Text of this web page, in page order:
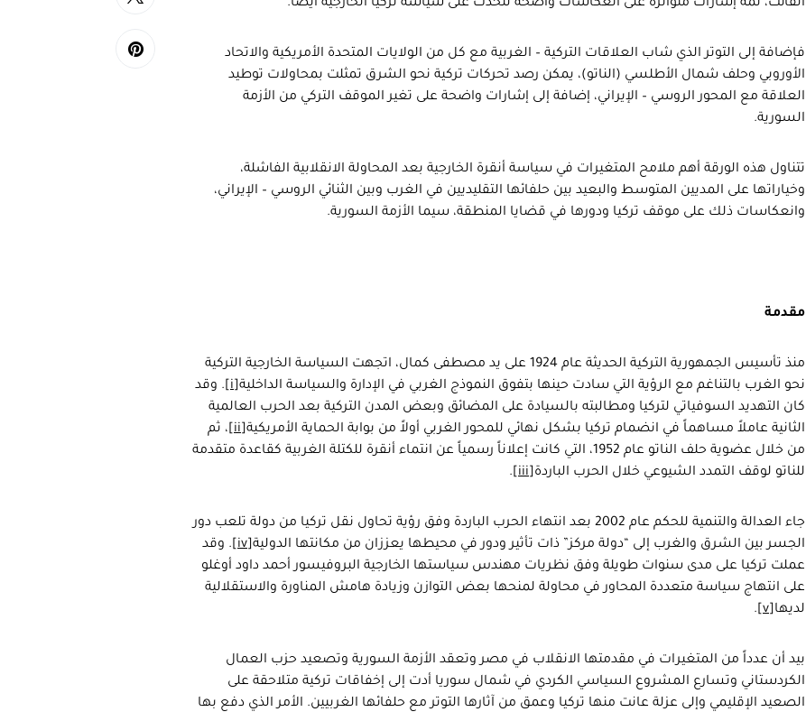
الفائت، ثمة إشارات متواترة على انعكاسات واضحة للحدث على سياسة تركيا الخارجية أيضاً.
فإضافة إلى التوتر الذي شاب العلاقات التركية – الغربية مع كل من الولايات المتحدة الأمريكية والاتحاد
الأوروبي وحلف شمال الأطلسي (الناتو)، يمكن رصد تحركات تركية نحو الشرق تمثلت بمحاولات توطيد
العلاقة مع المحور الروسي – الإيراني، إضافة إلى إشارات واضحة على تغير الموقف التركي من الأزمة
السورية.
تتناول هذه الورقة أهم ملامح المتغيرات في سياسة أنقرة الخارجية بعد المحاولة الانقلابية الفاشلة،
وخياراتها على المديين المتوسط والبعيد بين حلفائها التقليديين في الغرب وبين الثنائي الروسي – الإيراني،
وانعكاسات ذلك على موقف تركيا ودورها في قضايا المنطقة، سيما الأزمة السورية.
مقدمة
منذ تأسيس الجمهورية التركية الحديثة عام 1924 على يد مصطفى كمال، اتجهت السياسة الخارجية التركية
نحو الغرب بالتناغم مع الرؤية التي سادت حينها بتفوق النموذج الغربي في الإدارة والسياسة الداخلية[i]
. وقد
كان التهديد السوفياتي لتركيا ومطالبته بالسيادة على المضائق وبعض المدن التركية بعد الحرب العالمية
الثانية عاملاً مساهماً في انضمام تركيا بشكل نهائي للمحور الغربي أولاً من بوابة الحماية الأمريكية[ii]
، ثم
من خلال عضوية حلف الناتو عام 1952، التي كانت إعلاناً رسمياً عن انتماء أنقرة للكتلة الغربية كقاعدة متقدمة
للناتو لوقف التمدد الشيوعي خلال الحرب الباردة [iii]
.
جاء العدالة والتنمية للحكم عام 2002 بعد انتهاء الحرب الباردة وفق رؤية تحاول نقل تركيا من دولة تلعب دور
الجسر بين الشرق والغرب إلى “دولة مركز” ذات تأثير ودور في محيطها يعززان من مكانتها الدولية[iv]
. وقد
عملت تركيا على مدى سنوات طويلة وفق نظريات مهندس سياستها الخارجية البروفيسور أحمد داود أوغلو
على انتهاج سياسة متعددة المحاور في محاولة لمنحها بعض التوازن وزيادة هامش المناورة والاستقلالية
لديها [v]
.
بيد أن عدداً من المتغيرات في مقدمتها الانقلاب في مصر وتعقد الأزمة السورية وتصعيد حزب العمال
الكردستاني وتسارع المشروع السياسي الكردي في شمال سوريا أدت إلى إخفاقات تركية متلاحقة على
الصعيد الإقليمي وإلى عزلة عانت منها تركيا وعمق من آثارها التوتر مع حلفائها الغربيين. الأمر الذي دفع بها